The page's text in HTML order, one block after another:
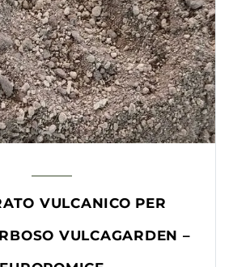
VULCANICO PER
VULCAGARDEN –